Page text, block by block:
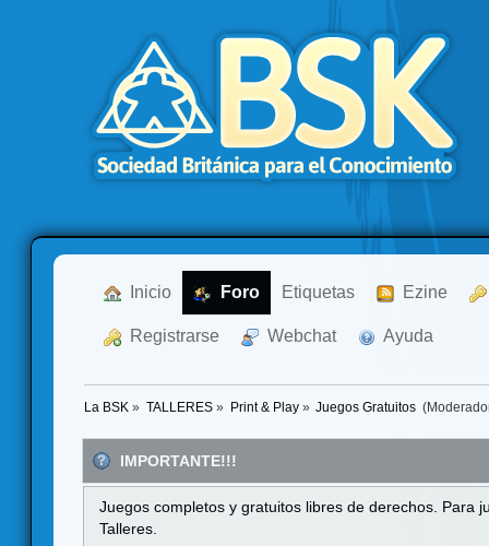
Inicio Foro Etiquetas Ezine
Registrarse Webchat Ayuda
La BSK » TALLERES» Print & Play» Juegos Gratuitos
IMPORTANTE!!!
Juegos completos y gratuitos libres de derechos. Para
Talleres.